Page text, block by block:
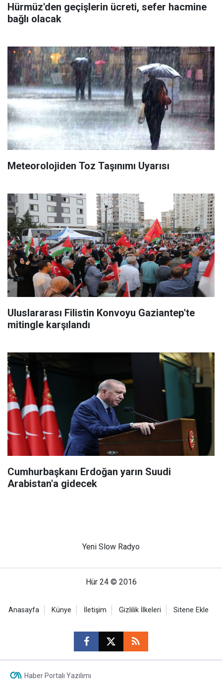
Hürmüz'den geçişlerin ücreti, sefer hacmine
bağlı olacak
Meteorolojiden Toz Taşınımı Uyarısı
Uluslararası Filistin Konvoyu Gaziantep'te
mitingle karşılandı
Cumhurbaşkanı Erdoğan yarın Suudi
Arabistan'a gidecek
Yeni Slow Radyo
Hür 24 © 2016
Anasayfa Künye İletişim Gizlilik İlkeleri Sitene Ekle
Haber Portalı Yazılımı